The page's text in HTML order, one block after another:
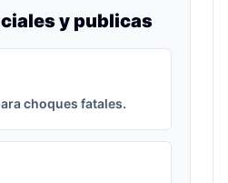
y publicas
choques fatales.